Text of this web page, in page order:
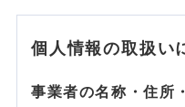
個人情報の取扱い
事業者の名称・住所